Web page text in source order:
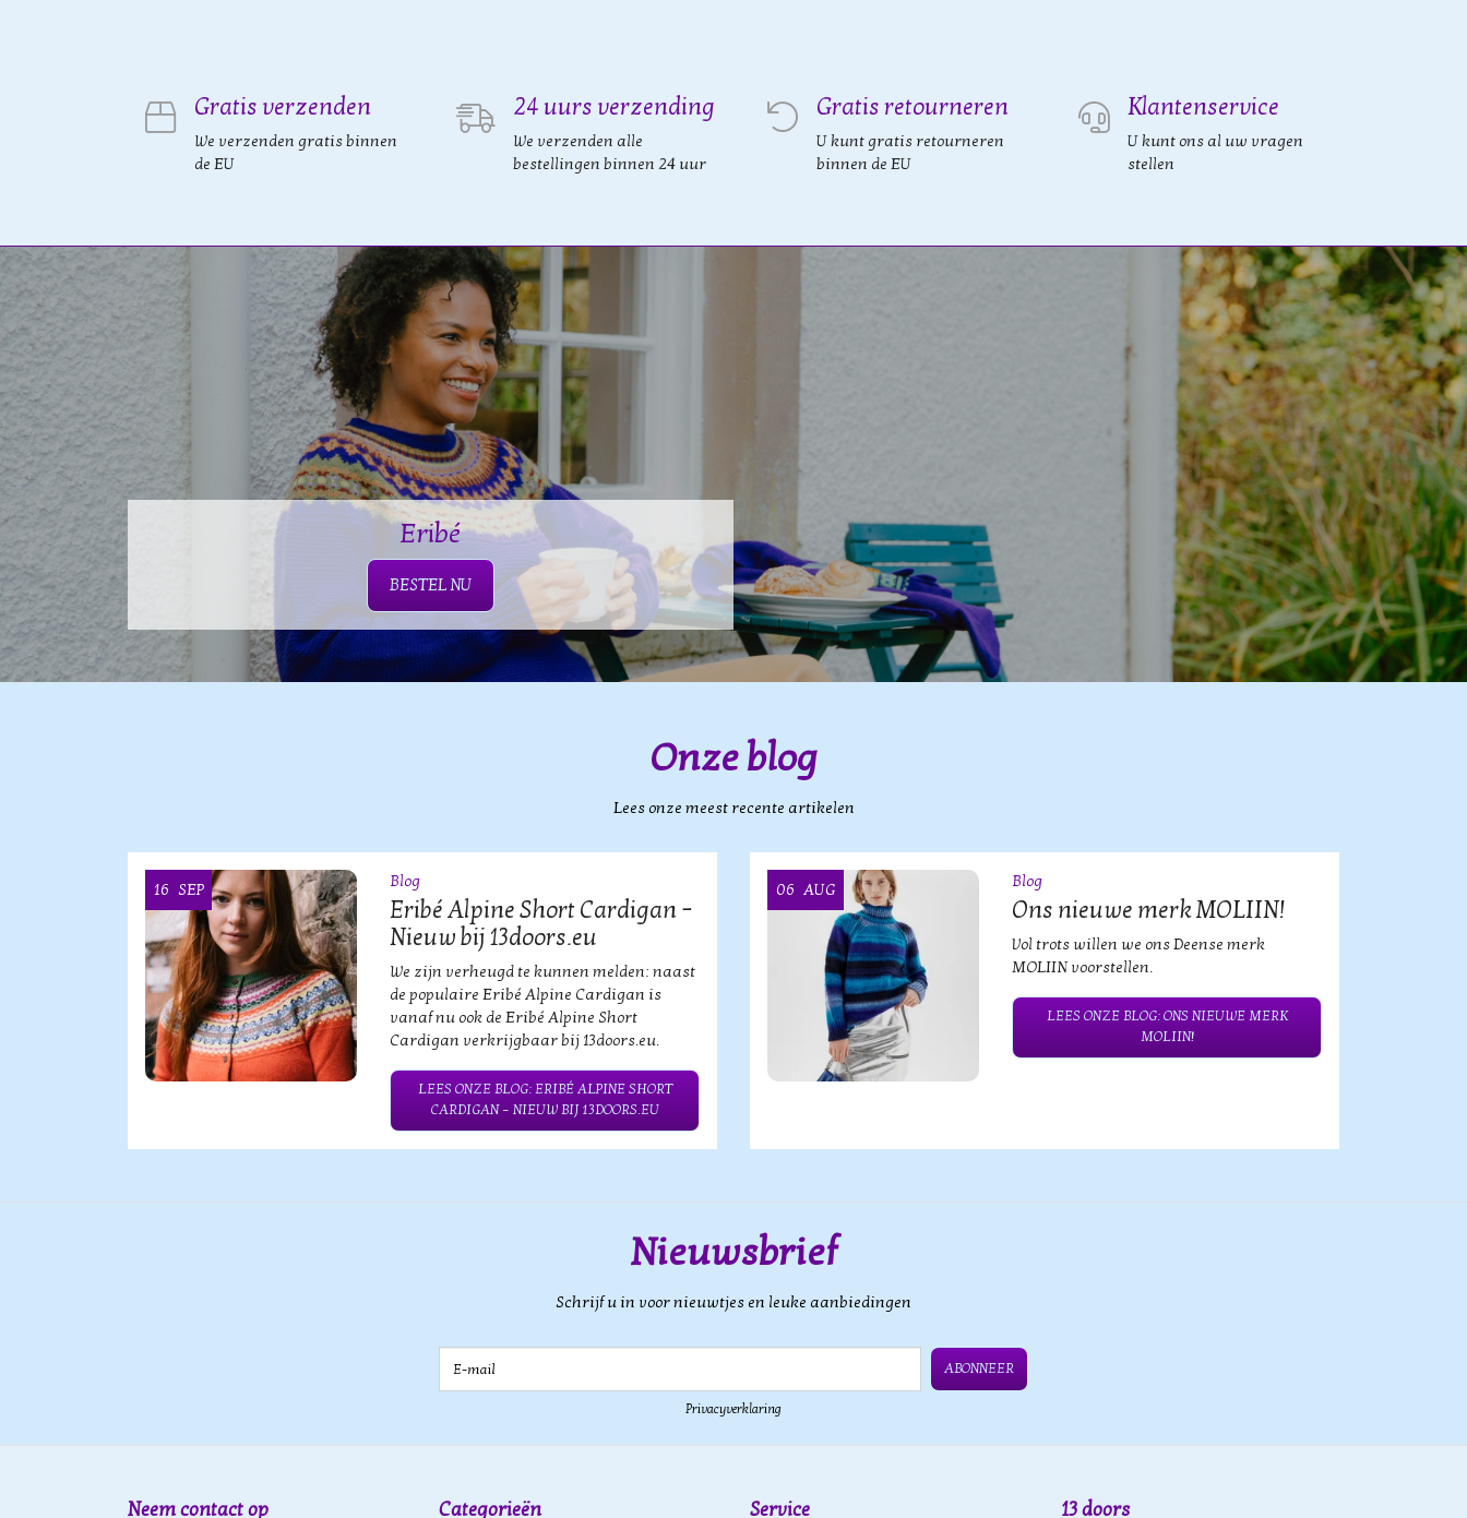
Gratis verzenden
We verzenden gratis binnen
de EU
24 uurs verzending
We verzenden alle
bestellingen binnen 24 uur
Gratis retourneren
U kunt gratis retourneren
binnen de EU
Klantenservice
U kunt ons al uw vragen
stellen
Eribé
BESTEL NU
Onze blog
Lees onze meest recente artikelen
16 SEP Blog
Eribé Alpine Short Cardigan –
Nieuw bij 13doors.eu
We zijn verheugd te kunnen melden: naast
de populaire Eribé Alpine Cardigan is
vanaf nu ook de Eribé Alpine Short
Cardigan verkrijgbaar bij 13doors.eu.
LEES ONZE BLOG: ERIBÉ ALPINE SHORT
CARDIGAN – NIEUW BIJ 13DOORS.EU
06 AUG Blog
Ons nieuwe merk MOLIIN!
Vol trots willen we ons Deense merk
MOLIIN voorstellen.
LEES ONZE BLOG: ONS NIEUWE MERK
MOLIIN!
Nieuwsbrief
Schrijf u in voor nieuwtjes en leuke aanbiedingen
E-mail
ABONNEER
Privacyverklaring
Neem contact op Categorieën Service 13 doors